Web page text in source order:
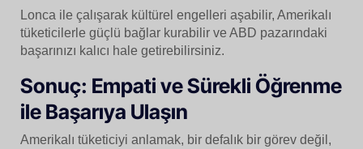
Lonca ile çalışarak kültürel engelleri aşabilir, Amerikalı
tüketicilerle güçlü bağlar kurabilir ve ABD pazarındaki
başarınızı kalıcı hale getirebilirsiniz.
Sonuç: Empati ve Sürekli Öğrenme
ile Başarıya Ulaşın
Amerikalı tüketiciyi anlamak, bir defalık bir görev değil,